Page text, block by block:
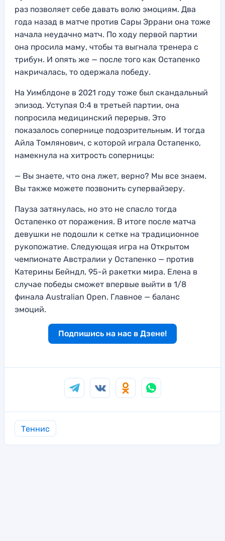
раз позволяет себе давать волю эмоциям. Два
года назад в матче против Сары Эррани она тоже
начала неудачно матч. По ходу первой партии
она просила маму, чтобы та выгнала тренера с
трибун. И опять же — после того как Остапенко
накричалась, то одержала победу.
На Уимблдоне в 2021 году тоже был скандальный
эпизод. Уступая 0:4 в третьей партии, она
попросила медицинский перерыв. Это
показалось сопернице подозрительным. И тогда
Айла Томлянович, с которой играла Остапенко,
намекнула на хитрость соперницы:
— Вы знаете, что она лжет, верно? Мы все знаем.
Вы также можете позвонить супервайзеру.
Пауза затянулась, но это не спасло тогда
Остапенко от поражения. В итоге после матча
девушки не подошли к сетке на традиционное
рукопожатие. Следующая игра на Открытом
чемпионате Австралии у Остапенко — против
Катерины Бейндл, 95-й ракетки мира. Елена в
случае победы сможет впервые выйти в 1/8
финала Australian Open. Главное — баланс
эмоций.
Подпишись на нас в Дзене!
Теннис